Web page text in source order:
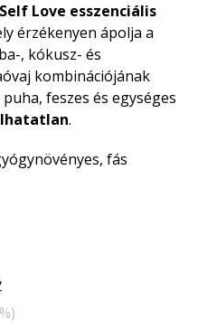
Self Love esszenciális
érzékenyen ápolja a
, kókusz- és
kombinációjának
feszes és egységes
.
fás